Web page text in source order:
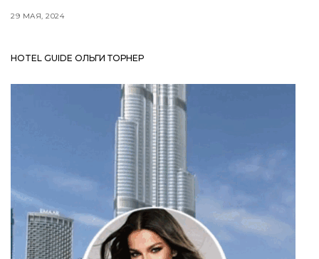
29 МАЯ, 2024
HOTEL GUIDE ОЛЬГИ ТОРНЕР